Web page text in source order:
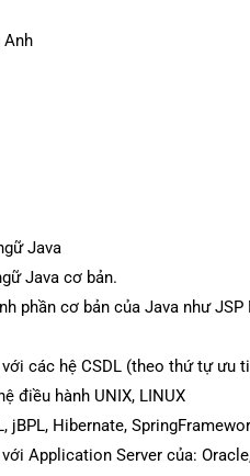
Anh
Java
Java cơ bản.
phần cơ bản của Java như
các hệ CSDL (theo thứ tự ưu
điều hành UNIX, LINUX
jBPL, Hibernate,
Application Server của: